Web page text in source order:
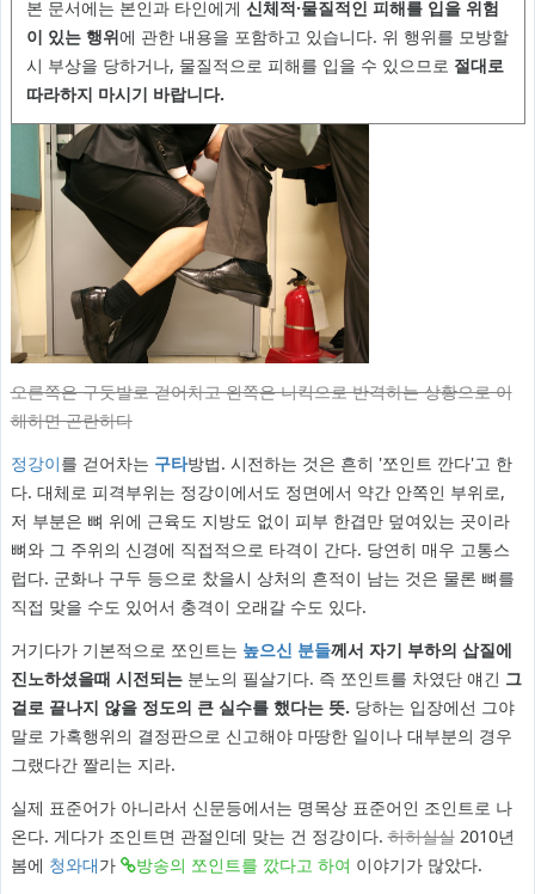
본 문서에는 본인과 타인에게 신체적·물질적인 피해를 입을 위험
이 있는 행위에 관한 내용을 포함하고 있습니다. 위 행위를 모방할
시 부상을 당하거나, 물질적으로 피해를 입을 수 있으므로 절대로
따라하지 마시기 바랍니다.
오른쪽은 구둣발로 걷어차고 왼쪽은 니킥으로 반격하는 상황으로 이
해하면 곤란하다
정강이를 걷어차는 구타방법. 시전하는 것은 흔히 '쪼인트 깐다'고 한
다. 대체로 피격부위는 정강이에서도 정면에서 약간 안쪽인 부위로,
저 부분은 뼈 위에 근육도 지방도 없이 피부 한겹만 덮여있는 곳이라
뼈와 그 주위의 신경에 직접적으로 타격이 간다. 당연히 매우 고통스
럽다. 군화나 구두 등으로 찼을시 상처의 흔적이 남는 것은 물론 뼈를
직접 맞을 수도 있어서 충격이 오래갈 수도 있다.
거기다가 기본적으로 쪼인트는 높으신 분들께서 자기 부하의 삽질에
진노하셨을때 시전되는분노의 필살기다. 즉 쪼인트를 차였단 얘긴 그
걸로 끝나지 않을 정도의 큰 실수를 했다는 뜻.당하는 입장에선 그야
말로 가혹행위의 결정판으로 신고해야 마땅한 일이나 대부분의 경우
그랬다간 짤리는 지라.
실제 표준어가 아니라서 신문등에서는 명목상 표준어인 조인트로 나
온다. 게다가 조인트면 관절인데 맞는 건 정강이다.허허실실2010년
봄에 청와대가 방송의 쪼인트를 깠다고 하여 이야기가 많았다.